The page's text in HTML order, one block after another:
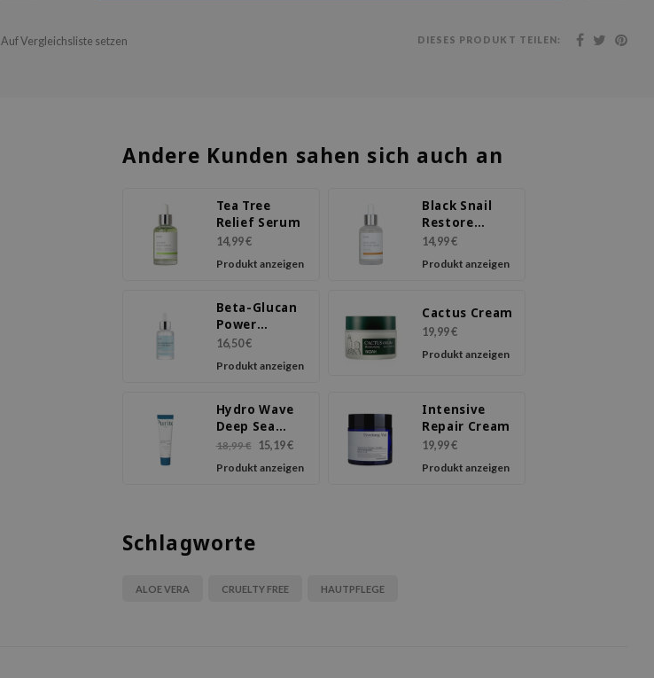
Auf Vergleichsliste setzen DIESES PRODUKT TEILEN:
Andere Kunden sahen sich auch an
Tea Tree
Relief Serum
14,99 €
Produkt anzeigen
Black Snail
Restore
Serum
14,99 €
Produkt anzeigen
Beta-Glucan
Power
Moisture
Serum
16,50 €
Produkt anzeigen
Cactus Cream
19,99 €
Produkt anzeigen
Hydro Wave
Deep Sea
Cream
18,99 €
15,19 €
Produkt anzeigen
Intensive
Repair Cream
19,99 €
Produkt anzeigen
Schlagworte
ALOE VERA CRUELTY FREE HAUTPFLEGE